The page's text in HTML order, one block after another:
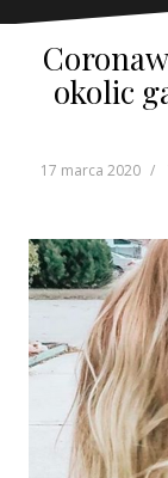
okolic
17 marca 2020